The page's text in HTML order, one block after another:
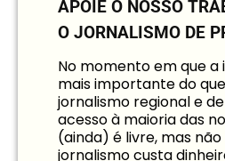
APOIE O NOSSO
O JORNALISMO DE
No momento em que
mais importante do
jornalismo regional e
acesso à maioria das
(ainda) é livre, mas
jornalismo custa